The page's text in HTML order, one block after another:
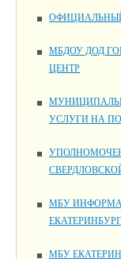
МБДОУ ДОД
ЦЕНТР
УСЛУГИ НА
МБУ
МБУ